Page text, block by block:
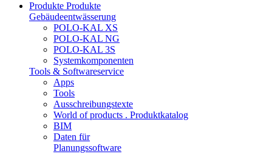
Produkte Produkte
Gebäudeentwässerung
POLO-KAL XS
POLO-KAL NG
POLO-KAL 3S
Systemkomponenten
Tools & Softwareservice
Apps
Tools
Ausschreibungstexte
World of products . Produktkatalog
BIM
Daten für
Planungssoftware